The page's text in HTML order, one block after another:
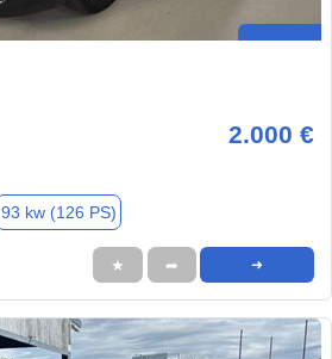
2.000 €
93 kw (126 PS)
★ ➦ ➜